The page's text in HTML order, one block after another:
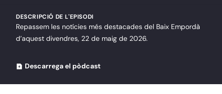
DESCRIPCIÓ DE L'EPISODI
Repassem les notícies més destacades del Baix Empordà
d’aquest divendres, 22 de maig de 2026.
Descarrega el pòdcast